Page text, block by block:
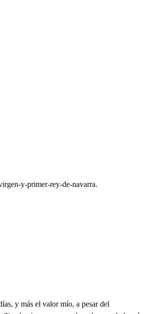
y-primer-rey-de-navarra.
tu ama, saber quiero de ti para deslumbrarlo, interpondré otra materia primero, . Qué? De tus amos el apellido. Moncada, que deciende de un hermano del Conde Caréi Bermudo, famoso del Ebro, al Tajo: Qué nombre tiene tu ama? que no se lo he preguntado. Doña Leonor; pero el vuestro cuál es? Inigo me llamo. ,Y en efecto aque castillo nadie le habita? Los diablos le habitarán; porque dicen, que está el infierno encerrado en él, o que por lo menos debe de estar encantado: s,!no os acerquéis; porque han muerto muchos solo de el espanto. Pero hablando como amigos, sdesde aquí le estoy temblando, perdonad por vida vuestra que allá hablaremos despacio. . g. A Dios, volver a la vista de unos ojos, cuyos rayos, aún estando agradecidos de repente me abrasaron, sin descifrar el enigma de este asombro, o este encanto, fuera vergonzosa infamia de mi pundonor honrado, y más cuando la noticia e dieron sus mismos labios, previniéndome el peligro. dodo he nacido, y Cristiano: Dios es dueño de las vidas, pues sabe que no ha llegado mi cora con el miedo: Traerme aquí, no fue acaso, si fue; porque ya en su mente legó de mi vida el plazo, su voluntad se ejecute, mas si el poder soberano suyo a las segundas causas mis sucesos ha dejado: singún encanto es eterno, ara alguno está guardado su fin, y ninguno tiene, si más valor, ni más manos. tro En buen terreno la planta está, ya el insaginario riesgo el corazón previene, si no medroso, asustado; pero es natural efecto; porque aunque mío, es humano, y al emprender, no es culpable de el recelo el sobresalto. Oh tú que está tierra asombras, Inigo Godo ha llegado a tu castilló, no teme peligros amenazados mi valor